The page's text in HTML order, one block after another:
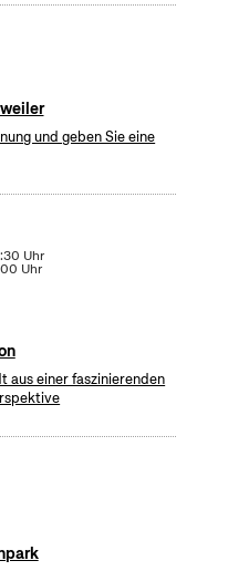
und geben Sie eine
Uhr
Uhr
aus einer faszinierenden